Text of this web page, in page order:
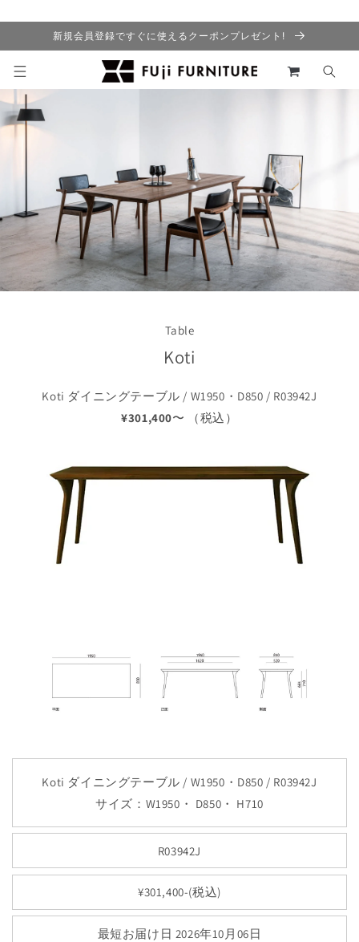
新規会員登録ですぐに使えるクーポンプレゼント!
カ
ー
ト
Table
Koti
Koti ダイニングテーブル / W1950・D850 / R03942J
¥301,400〜 （税込）
Koti ダイニングテーブル / W1950・D850 / R03942J
サイズ：W1950・ D850・ H710
R03942J
¥301,400-(税込)
最短お届け日 2026年10月06日